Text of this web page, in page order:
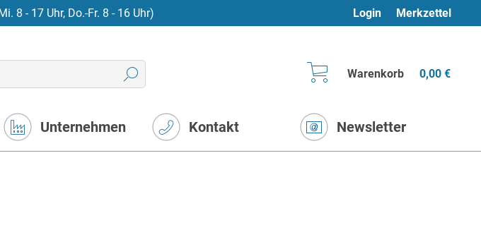
8 - 17 Uhr, Do.-Fr. 8 - 16 Uhr) Login Merkzettel
Warenkorb 0,00 €
Unternehmen Kontakt Newsletter